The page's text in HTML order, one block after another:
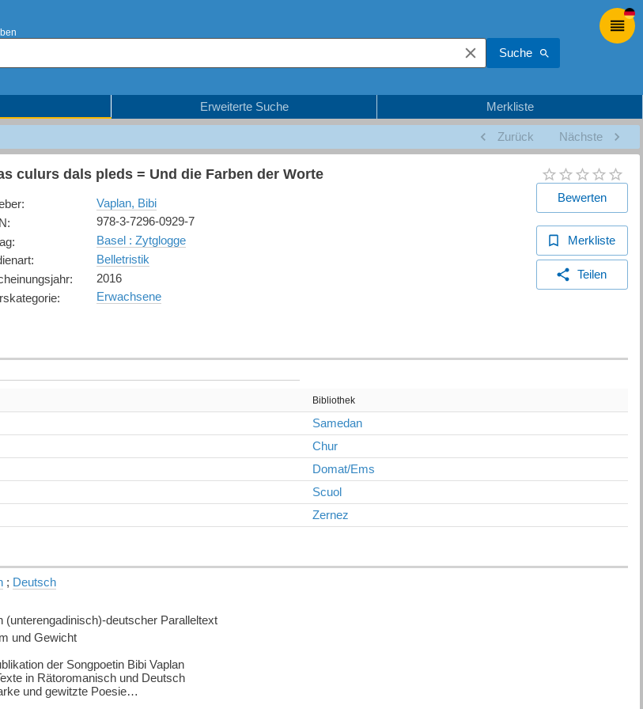
Suche
Erweiterte Suche Merkliste
Zurück Nächste
culurs dals pleds = Und die Farben der Worte
:
Vaplan, Bibi
:
978-3-7296-0929-7
:
Basel : Zytglogge
:
Belletristik
:
2016
: Erwachsene
Bewerten
Merkliste
Teilen
Bibliothek
Samedan
Chur
Domat/Ems
Scuol
Zernez
; Deutsch
(unterengadinisch)-deutscher Paralleltext
und Gewicht
der Songpoetin Bibi Vaplan
in Rätoromanisch und Deutsch
und gewitzte Poesie